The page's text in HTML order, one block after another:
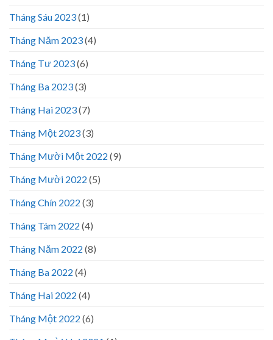
Tháng Sáu 2023(1)
Tháng Năm 2023(4)
Tháng Tư 2023(6)
Tháng Ba 2023(3)
Tháng Hai 2023(7)
Tháng Một 2023(3)
Tháng Mười Một 2022 (9)
Tháng Mười 2022 (5)
Tháng Chín 2022 (3)
Tháng Tám 2022 (4)
Tháng Năm 2022 (8)
Tháng Ba 2022 (4)
Tháng Hai 2022 (4)
Tháng Một 2022 (6)